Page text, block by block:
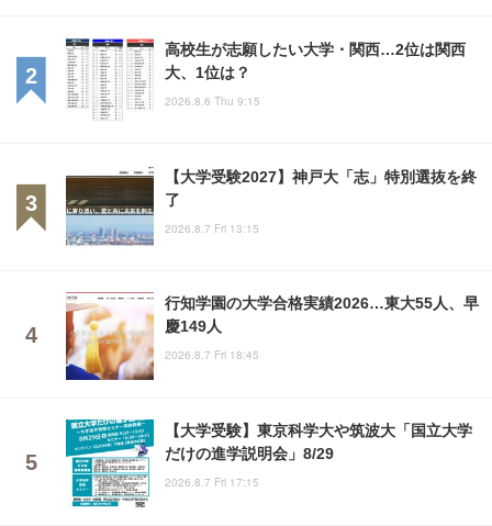
高校生が志願したい大学・関西…2位は関西
大、1位は？
2026.8.6 Thu 9:15
【大学受験2027】神戸大「志」特別選抜を終
了
2026.8.7 Fri 13:15
行知学園の大学合格実績2026…東大55人、早
慶149人
2026.8.7 Fri 18:45
【大学受験】東京科学大や筑波大「国立大学
だけの進学説明会」8/29
2026.8.7 Fri 17:15